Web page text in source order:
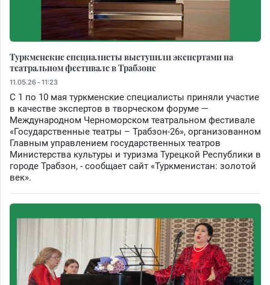
Туркменские специалисты выступили экспертами на
театральном фестивале в Трабзоне
11.05.26 - 11:23
С 1 по 10 мая туркменские специалисты приняли участие
в качестве экспертов в творческом форуме —
Международном Черноморском театральном фестивале
«Государственные театры – Трабзон-26», организованном
Главным управлением государственных театров
Министерства культуры и туризма Турецкой Республики в
городе Трабзон, - сообщает сайт «Туркменистан: золотой
век».